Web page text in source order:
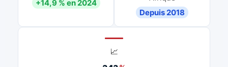
+14,9 % en 2024
Depuis 2018
📈